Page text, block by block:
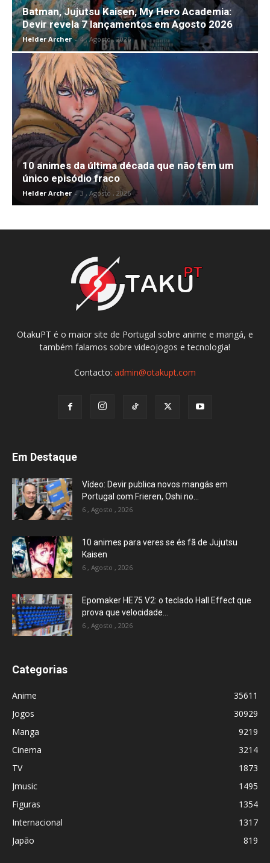
Batman, Jujutsu Kaisen, My Hero Academia:
Devir revela 7 lançamentos em Agosto 2026
Helder Archer - 4 , Agosto , 2026
10 animes da última década que não têm um
único episódio fraco
Helder Archer - 3 , Agosto , 2026
OtakuPT é o maior site de Portugal sobre anime e mangá, e
também falamos sobre videojogos e tecnologia!
Contacto: admin@otakupt.com
Em Destaque
Vídeo: Devir publica novos mangás em
Portugal com Frieren, Oshi no...
6 , Agosto , 2026
10 animes para veres se és fã de Jujutsu
Kaisen
6 , Agosto , 2026
Epomaker HE75 V2: o teclado Hall Effect que
prova que velocidade...
6 , Agosto , 2026
Categorias
Anime
35611
Jogos
30929
Manga
9219
Cinema
3214
TV
1873
Jmusic
1495
Figuras
1354
Internacional
1317
Japão
819